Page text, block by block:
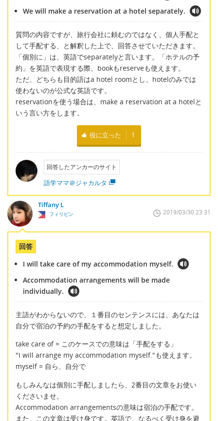
We will make a reservation at a hotel separately.
質問の内容ですが、旅行会社に頼むのではなく、個人手配と
して手配する、と解釈した上で、回答させていただきます。
「個別に」は、英語でseparatelyと言います。「ホテルの予
約」を英語で表現する際、bookもreserveも使えます。
ただ、どちらも目的語はa hotel roomとし、hotelのみでは
使わないのが公式な英語です。
reservationを使う場合は、make a reservation at a hotelと
いう言い方をします。
役に立った 1
回答したアンカーのサイト
語学ママ＠ジャカルタ
Tiffany L
フィリピン 2019/03/30 23:31
回答
I will take care of my accommodation myself.
Accommodation arrangements will be made
individually.
主語がわからないので、１番目のセンテンスには、あなたは
自分で宿泊の予約の手配をすると想定しました。
take care of = このケースでの意味は「手配をする」
"I will arrange my accommodation myself."も使えます。
myself = 自ら、自分で
もしみんなは個別に手配しましたら、2番目の文章をお使い
くださいませ。
Accommodation arrangementsの意味は宿泊の手配です。
また、この文章は受け身です。英語で、なるべく受け身を避